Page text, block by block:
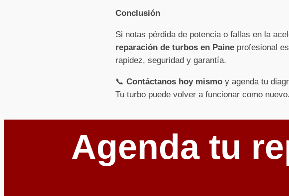
Conclusión
Si notas pérdida de potencia o fallas en la
reparación de turbos en Paine profesional
rapidez, seguridad y garantía.
📞 Contáctanos hoy mismo y agenda tu
Tu turbo puede volver a funcionar como
Agenda tu